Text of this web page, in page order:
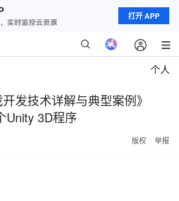
打开 APP
个人
发技术详解与典型案例》
3D程序
版权 举报